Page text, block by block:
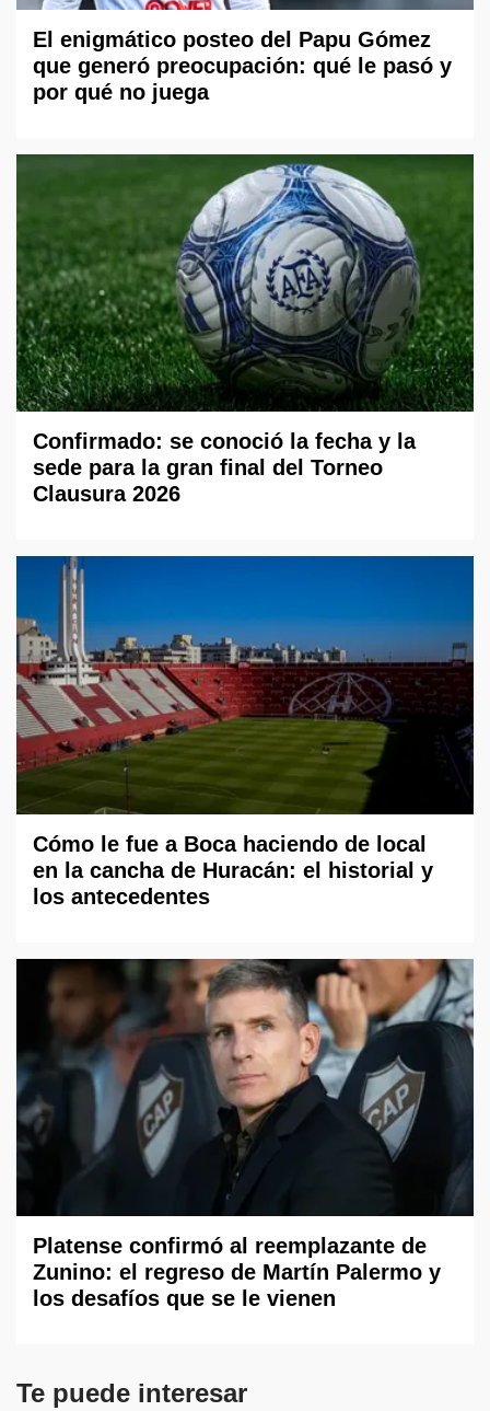
El enigmático posteo del Papu Gómez
que generó preocupación: qué le pasó y
por qué no juega
Confirmado: se conoció la fecha y la
sede para la gran final del Torneo
Clausura 2026
Cómo le fue a Boca haciendo de local
en la cancha de Huracán: el historial y
los antecedentes
Platense confirmó al reemplazante de
Zunino: el regreso de Martín Palermo y
los desafíos que se le vienen
Te puede interesar